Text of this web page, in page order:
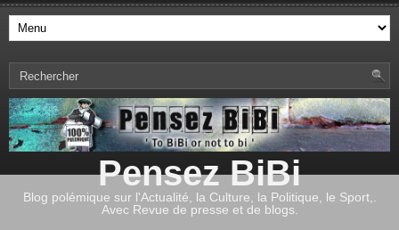
Pensez BiBi
Blog polémique sur l'Actualité, la Culture, la Politique, le Sport,.
Avec Revue de presse et de blogs.